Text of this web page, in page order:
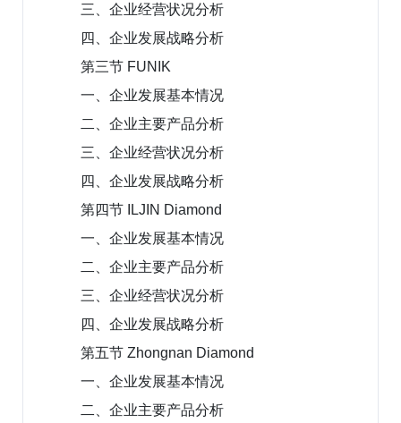
三、企业经营状况分析
四、企业发展战略分析
第三节 FUNIK
一、企业发展基本情况
二、企业主要产品分析
三、企业经营状况分析
四、企业发展战略分析
第四节 ILJIN Diamond
一、企业发展基本情况
二、企业主要产品分析
三、企业经营状况分析
四、企业发展战略分析
第五节 Zhongnan Diamond
一、企业发展基本情况
二、企业主要产品分析